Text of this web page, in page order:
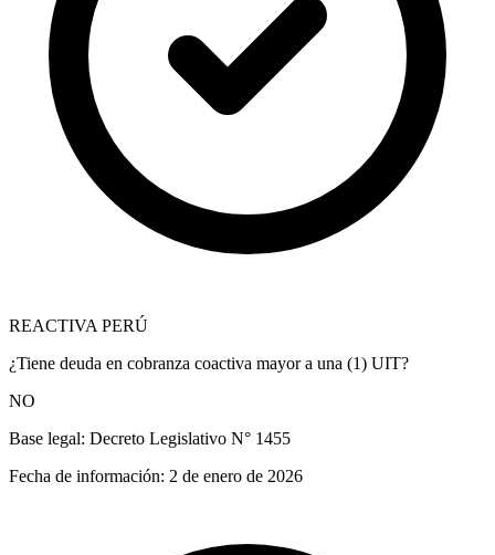
REACTIVA PERÚ
¿Tiene deuda en cobranza coactiva mayor a una (1) UIT?
NO
Base legal: Decreto Legislativo N° 1455
Fecha de información: 2 de enero de 2026